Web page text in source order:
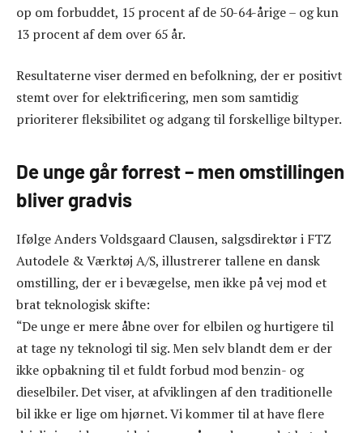
op om forbuddet, 15 procent af de 50-64-årige – og kun
13 procent af dem over 65 år.
Resultaterne viser dermed en befolkning, der er positivt
stemt over for elektrificering, men som samtidig
prioriterer fleksibilitet og adgang til forskellige biltyper.
De unge går forrest – men omstillingen
bliver gradvis
Ifølge Anders Voldsgaard Clausen, salgsdirektør i FTZ
Autodele & Værktøj A/S, illustrerer tallene en dansk
omstilling, der er i bevægelse, men ikke på vej mod et
brat teknologisk skifte:
“De unge er mere åbne over for elbilen og hurtigere til
at tage ny teknologi til sig. Men selv blandt dem er der
ikke opbakning til et fuldt forbud mod benzin- og
dieselbiler. Det viser, at afviklingen af den traditionelle
bil ikke er lige om hjørnet. Vi kommer til at have flere